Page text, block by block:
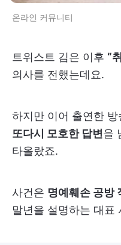
온라인 커뮤니티
트위스트 김은 이후 “
의사를 전했는데요.
하지만 이어 출연한
또다시 모호한 답변을
타올랐죠.
사건은 명예훼손 공방
말년을 설명하는 대표